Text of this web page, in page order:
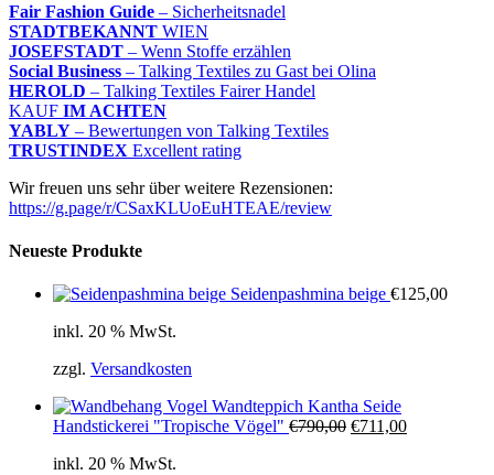
Fair Fashion Guide – Sicherheitsnadel
STADTBEKANNT WIEN
JOSEFSTADT – Wenn Stoffe erzählen
Social Business – Talking Textiles zu Gast bei Olina
HEROLD – Talking Textiles Fairer Handel
KAUF IM ACHTEN
YABLY – Bewertungen von Talking Textiles
TRUSTINDEX Excellent rating
Wir freuen uns sehr über weitere Rezensionen:
https://g.page/r/CSaxKLUoEuHTEAE/review
Neueste Produkte
Seidenpashmina beige €125,00
inkl. 20 % MwSt.
zzgl. Versandkosten
Wandteppich Kantha Seide
Handstickerei "Tropische Vögel" €790,00 Ursprünglicher
€711,00Aktueller
inkl. 20 % MwSt.